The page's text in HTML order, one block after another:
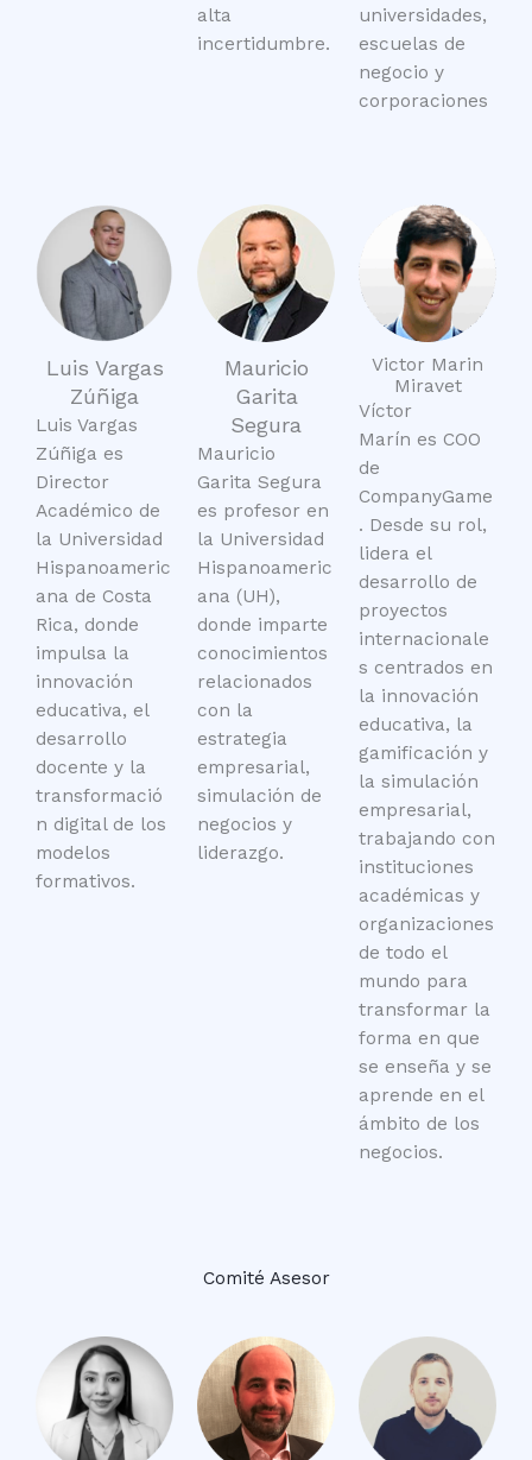
alta
incertidumbre.
universidades,
escuelas de
negocio y
corporaciones
Luis Vargas
Zúñiga
Luis Vargas
Zúñiga es
Director
Académico de
la Universidad
Hispanoameric
ana de Costa
Rica, donde
impulsa la
innovación
educativa, el
desarrollo
docente y la
transformació
n digital de los
modelos
formativos.
Mauricio
Garita
Segura
Mauricio
Garita Segura
es profesor en
la Universidad
Hispanoameric
ana (UH),
donde imparte
conocimientos
relacionados
con la
estrategia
empresarial,
simulación de
negocios y
liderazgo.
Victor Marin
Miravet
Víctor
Marín es COO
de
CompanyGame
. Desde su rol,
lidera el
desarrollo de
proyectos
internacionale
s centrados en
la innovación
educativa, la
gamificación y
la simulación
empresarial,
trabajando con
instituciones
académicas y
organizaciones
de todo el
mundo para
transformar la
forma en que
se enseña y se
aprende en el
ámbito de los
negocios.
Comité Asesor